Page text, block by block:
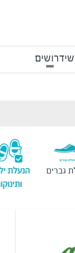
דרושים
גברים
הנעלת